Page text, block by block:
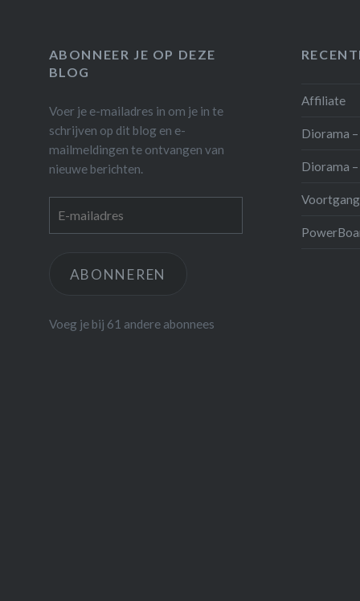
ABONNEER JE OP DEZE
BLOG
Voer je e-mailadres in om je in te
schrijven op dit blog en e-
mailmeldingen te ontvangen van
nieuwe berichten.
ABONNEREN
Voeg je bij 61 andere abonnees
Affiliate
Diorama
Diorama